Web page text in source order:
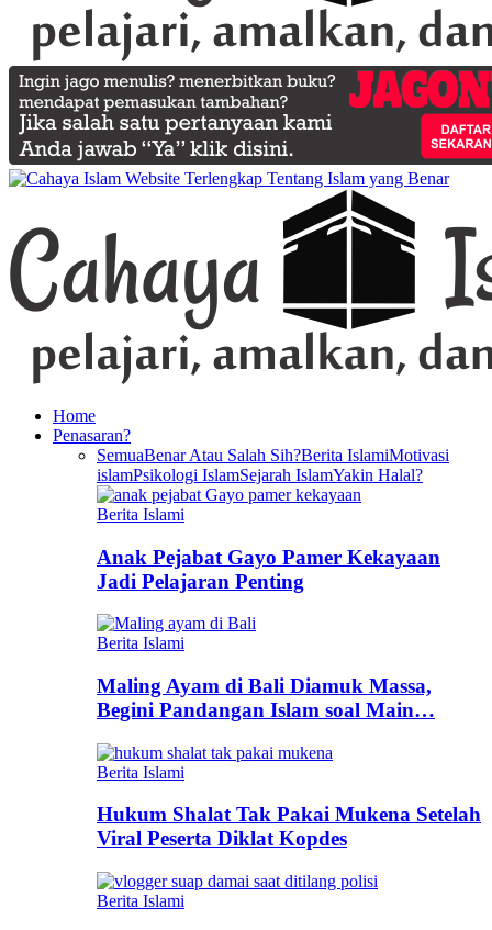
Home
Penasaran?
SemuaBenar Atau Salah Sih?Berita IslamiMotivasi
islamPsikologi IslamSejarah IslamYakin Halal?
Berita Islami
Anak Pejabat Gayo Pamer Kekayaan
Jadi Pelajaran Penting
Berita Islami
Maling Ayam di Bali Diamuk Massa,
Begini Pandangan Islam soal Main…
Berita Islami
Hukum Shalat Tak Pakai Mukena Setelah
Viral Peserta Diklat Kopdes
Berita Islami